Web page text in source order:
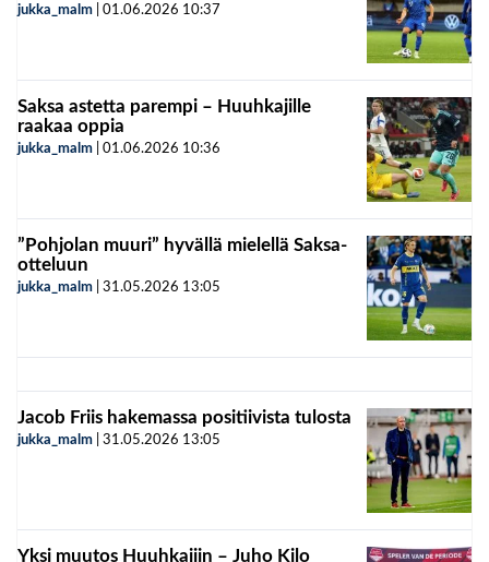
jukka_malm 01.06.2026 10:37
Saksa astetta parempi – Huuhkajille
raakaa oppia
jukka_malm 01.06.2026 10:36
”Pohjolan muuri” hyvällä mielellä Saksa-
otteluun
jukka_malm 31.05.2026 13:05
Jacob Friis hakemassa positiivista tulosta
jukka_malm 31.05.2026 13:05
Yksi muutos Huuhkajiin – Juho Kilo